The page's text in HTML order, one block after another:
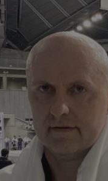
__cf_bm
__cf_bm
VISITOR_PRIVACY_METADATA
CookieScriptConsent